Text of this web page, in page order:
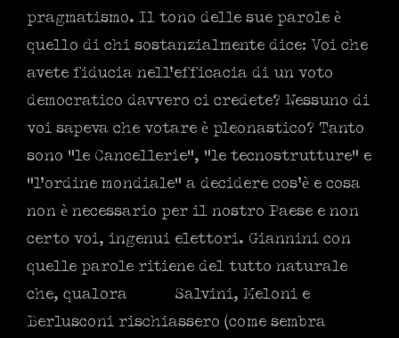
pragmatismo. Il tono delle sue parole è
quello di chi sostanzialmente dice: Voi che
avete fiducia nell’efficacia di un voto
democratico davvero ci credete? Nessuno di
voi sapeva che votare è pleonastico? Tanto
sono “le Cancellerie”, “le tecnostrutture” e
“l’ordine mondiale” a decidere cos’è e cosa
non è necessario per il nostro Paese e non
certo voi, ingenui elettori. Giannini con
quelle parole ritiene del tutto naturale
che, qualora Salvini, Meloni e
Berlusconi rischiassero (come sembra